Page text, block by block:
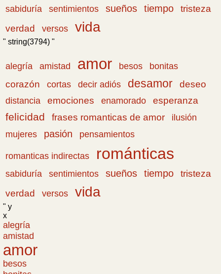
sabiduría sentimientos sueños tiempo
tristeza
verdad
versos vida
" string(3794) "
alegría amistad amor besos
bonitas
corazón
cortas decir adiós desamor deseo
distancia emociones enamorado esperanza
felicidad frases romanticas de amor
ilusión
mujeres
pasión pensamientos
romanticas indirectas románticas
sabiduría sentimientos sueños tiempo
tristeza
verdad
versos vida
" y
x
alegría
amistad
amor
besos